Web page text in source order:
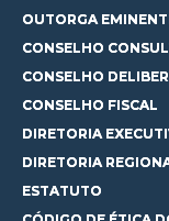
OUTORGA
CONSELHO
CONSELHO
CONSELHO FISCAL
DIRETORIA
DIRETORIA
ESTATUTO